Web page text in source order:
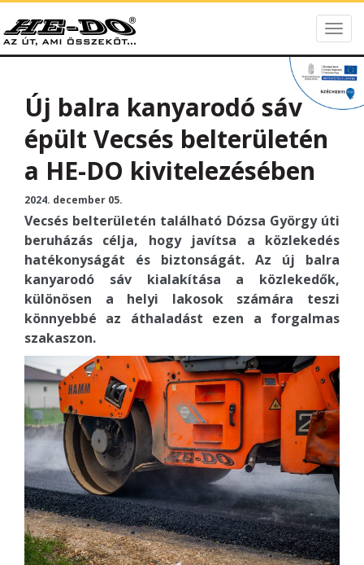
Új balra kanyarodó sáv
épült Vecsés belterületén
a HE-DO kivitelezésében
2024. december 05.
Vecsés belterületén található Dózsa György úti
beruházás célja, hogy javítsa a közlekedés
hatékonyságát és biztonságát. Az új balra
kanyarodó sáv kialakítása a közlekedők,
különösen a helyi lakosok számára teszi
könnyebbé az áthaladást ezen a forgalmas
szakaszon.